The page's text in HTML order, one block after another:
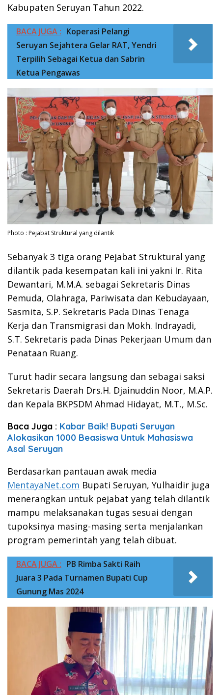
Kabupaten Seruyan Tahun 2022.
BACA JUGA : Koperasi Pelangi
Seruyan Sejahtera Gelar RAT, Yendri
Terpilih Sebagai Ketua dan Sabrin
Ketua Pengawas
Photo : Pejabat Struktural yang dilantik
Sebanyak 3 tiga orang Pejabat Struktural yang
dilantik pada kesempatan kali ini yakni Ir. Rita
Dewantari, M.M.A. sebagai Sekretaris Dinas
Pemuda, Olahraga, Pariwisata dan Kebudayaan,
Sasmita, S.P. Sekretaris Pada Dinas Tenaga
Kerja dan Transmigrasi dan Mokh. Indrayadi,
S.T. Sekretaris pada Dinas Pekerjaan Umum dan
Penataan Ruang.
Turut hadir secara langsung dan sebagai saksi
Sekretaris Daerah Drs.H. Djainuddin Noor, M.A.P.
dan Kepala BKPSDM Ahmad Hidayat, M.T., M.Sc.
Baca Juga : Kabar Baik! Bupati Seruyan
Alokasikan 1000 Beasiswa Untuk Mahasiswa
Asal Seruyan
Berdasarkan pantauan awak media
MentayaNet.com Bupati Seruyan, Yulhaidir juga
menerangkan untuk pejabat yang telah dilantik
mampu melaksanakan tugas sesuai dengan
tupoksinya masing-masing serta menjalankan
program pemerintah yang telah dibuat.
BACA JUGA : PB Rimba Sakti Raih
Juara 3 Pada Turnamen Bupati Cup
Gunung Mas 2024